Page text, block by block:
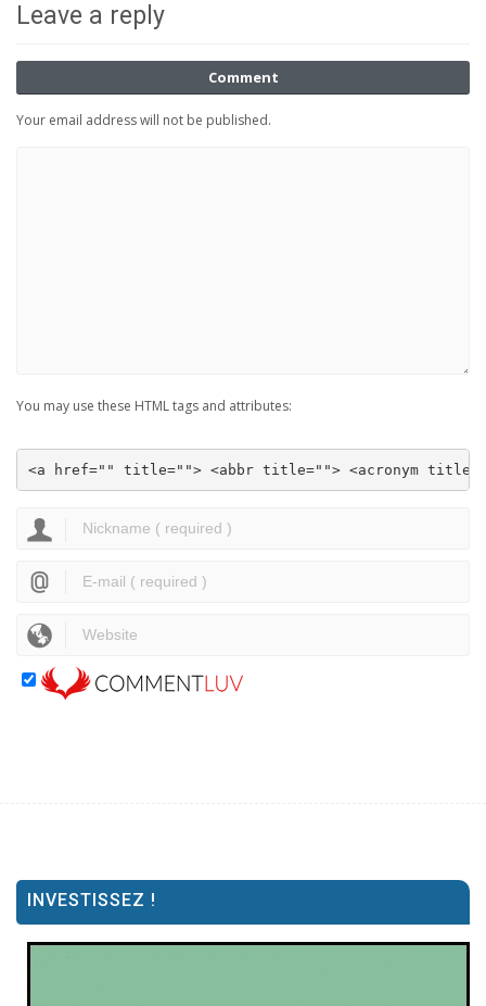
Leave a reply
Comment
Your email address will not be published.
You may use these HTML tags and attributes:
<a href="" title=""> <abbr title=""> <acronym
INVESTISSEZ !